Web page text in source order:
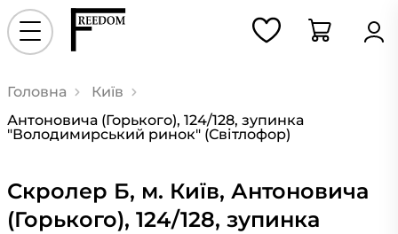
Головна
Київ
Антоновича (Горького), 124/128, зупинка
"Володимирський ринок" (Світлофор)
Скролер Б, м. Київ, Антоновича
(Горького), 124/128, зупинка